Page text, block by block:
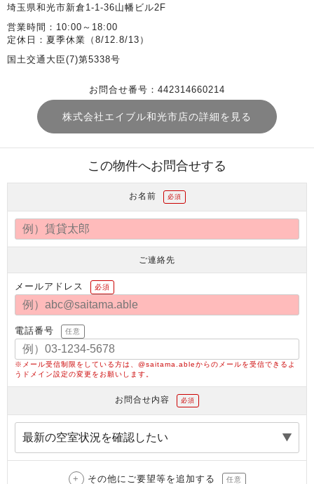
埼玉県和光市新倉1-1-36山幡ビル2F
営業時間：10:00～18:00
定休日：夏季休業（8/12.8/13）
国土交通大臣(7)第5338号
お問合せ番号：442314660214
株式会社エイブル和光市店の詳細を見る
この物件へお問合せする
お名前 必須
ご連絡先
メールアドレス 必須
電話番号 任意
※メール受信制限をしている方は、@saitama.ableからのメールを受信できるよ
うドメイン設定の変更をお願いします。
お問合せ内容 必須
その他にご要望等を追加する 任意